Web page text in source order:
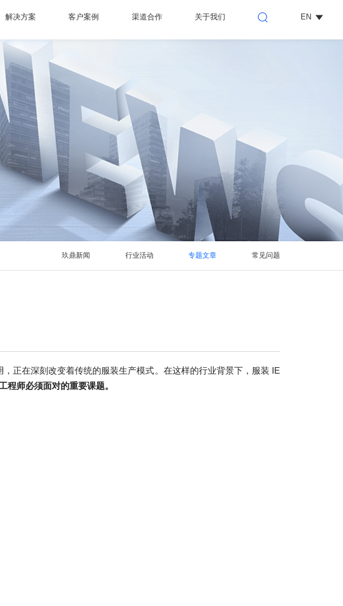
解决方案 客户案例 渠道合作 关于我们 EN
玖鼎新闻 行业活动 专题文章 常见问题
正在深刻改变着传统的服装生产模式。在这样的行业背景下，服装 IE
程师必须面对的重要课题。